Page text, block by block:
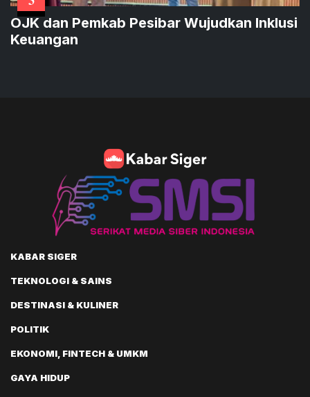
OJK dan Pemkab Pesibar Wujudkan Inklusi
Keuangan
KABAR SIGER
TEKNOLOGI & SAINS
DESTINASI & KULINER
POLITIK
EKONOMI, FINTECH & UMKM
GAYA HIDUP